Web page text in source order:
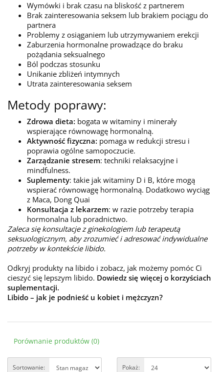
Wymówki i brak czasu na bliskość z partnerem
Brak zainteresowania seksem lub brakiem pociągu do
partnera
Problemy z osiąganiem lub utrzymywaniem erekcji
Zaburzenia hormonalne prowadzące do braku
pożądania seksualnego
Ból podczas stosunku
Unikanie zbliżeń intymnych
Utrata zainteresowania seksem
Metody poprawy:
Zdrowa dieta: bogata w witaminy i minerały
wspierające równowagę hormonalną.
Aktywność fizyczna: pomaga w redukcji stresu i
poprawia ogólne samopoczucie.
Zarządzanie stresem: techniki relaksacyjne i
mindfulness.
Suplementy: takie jak witaminy D i B, które mogą
wspierać równowagę hormonalną. Dodatkowo wyciąg
z Maca, Dong Quai
Konsultacja z lekarzem: w razie potrzeby terapia
hormonalna lub poradnictwo.
Zaleca się konsultacje z ginekologiem lub terapeutą
seksuologicznym, aby zrozumieć i adresować indywidualne
potrzeby w kontekście libido.
Odkryj produkty na libido i zobacz, jak możemy pomóc Ci
cieszyć się lepszym libido. Dowiedz się więcej o korzyściach
suplementacji.
Libido – jak je podnieść u kobiet i mężczyzn?
Porównanie produktów (0)
Sortowanie: Pokaż: